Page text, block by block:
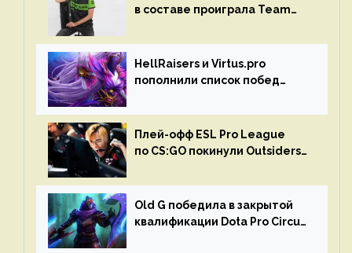
в составе проиграла Team
HellRaisers и Virtus.pro
пополнили список побед
Плей-офф ESL Pro League
по CS:GO покинули Outsiders
Old G победила в закрытой
квалификации Dota Pro Circuit